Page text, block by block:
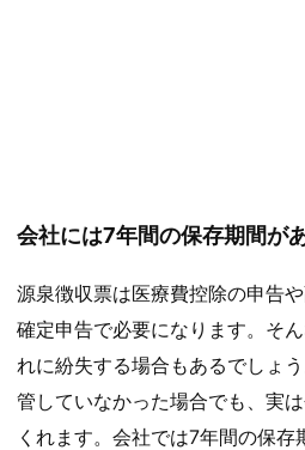
会社には7年間の保存期間が
源泉徴収票は医療費控除の申告
確定申告で必要になります。そ
れに紛失する場合もあるでしょ
管していなかった場合でも、実
くれます。会社では7年間の保